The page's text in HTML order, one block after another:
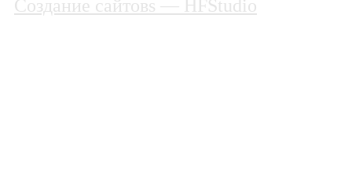
Создание сайтовs — HFStudio